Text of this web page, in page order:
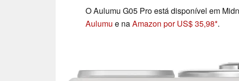
O Aulumu G05 Pro está disponível em
Aulumu e naAmazon por US$ 35,98 .